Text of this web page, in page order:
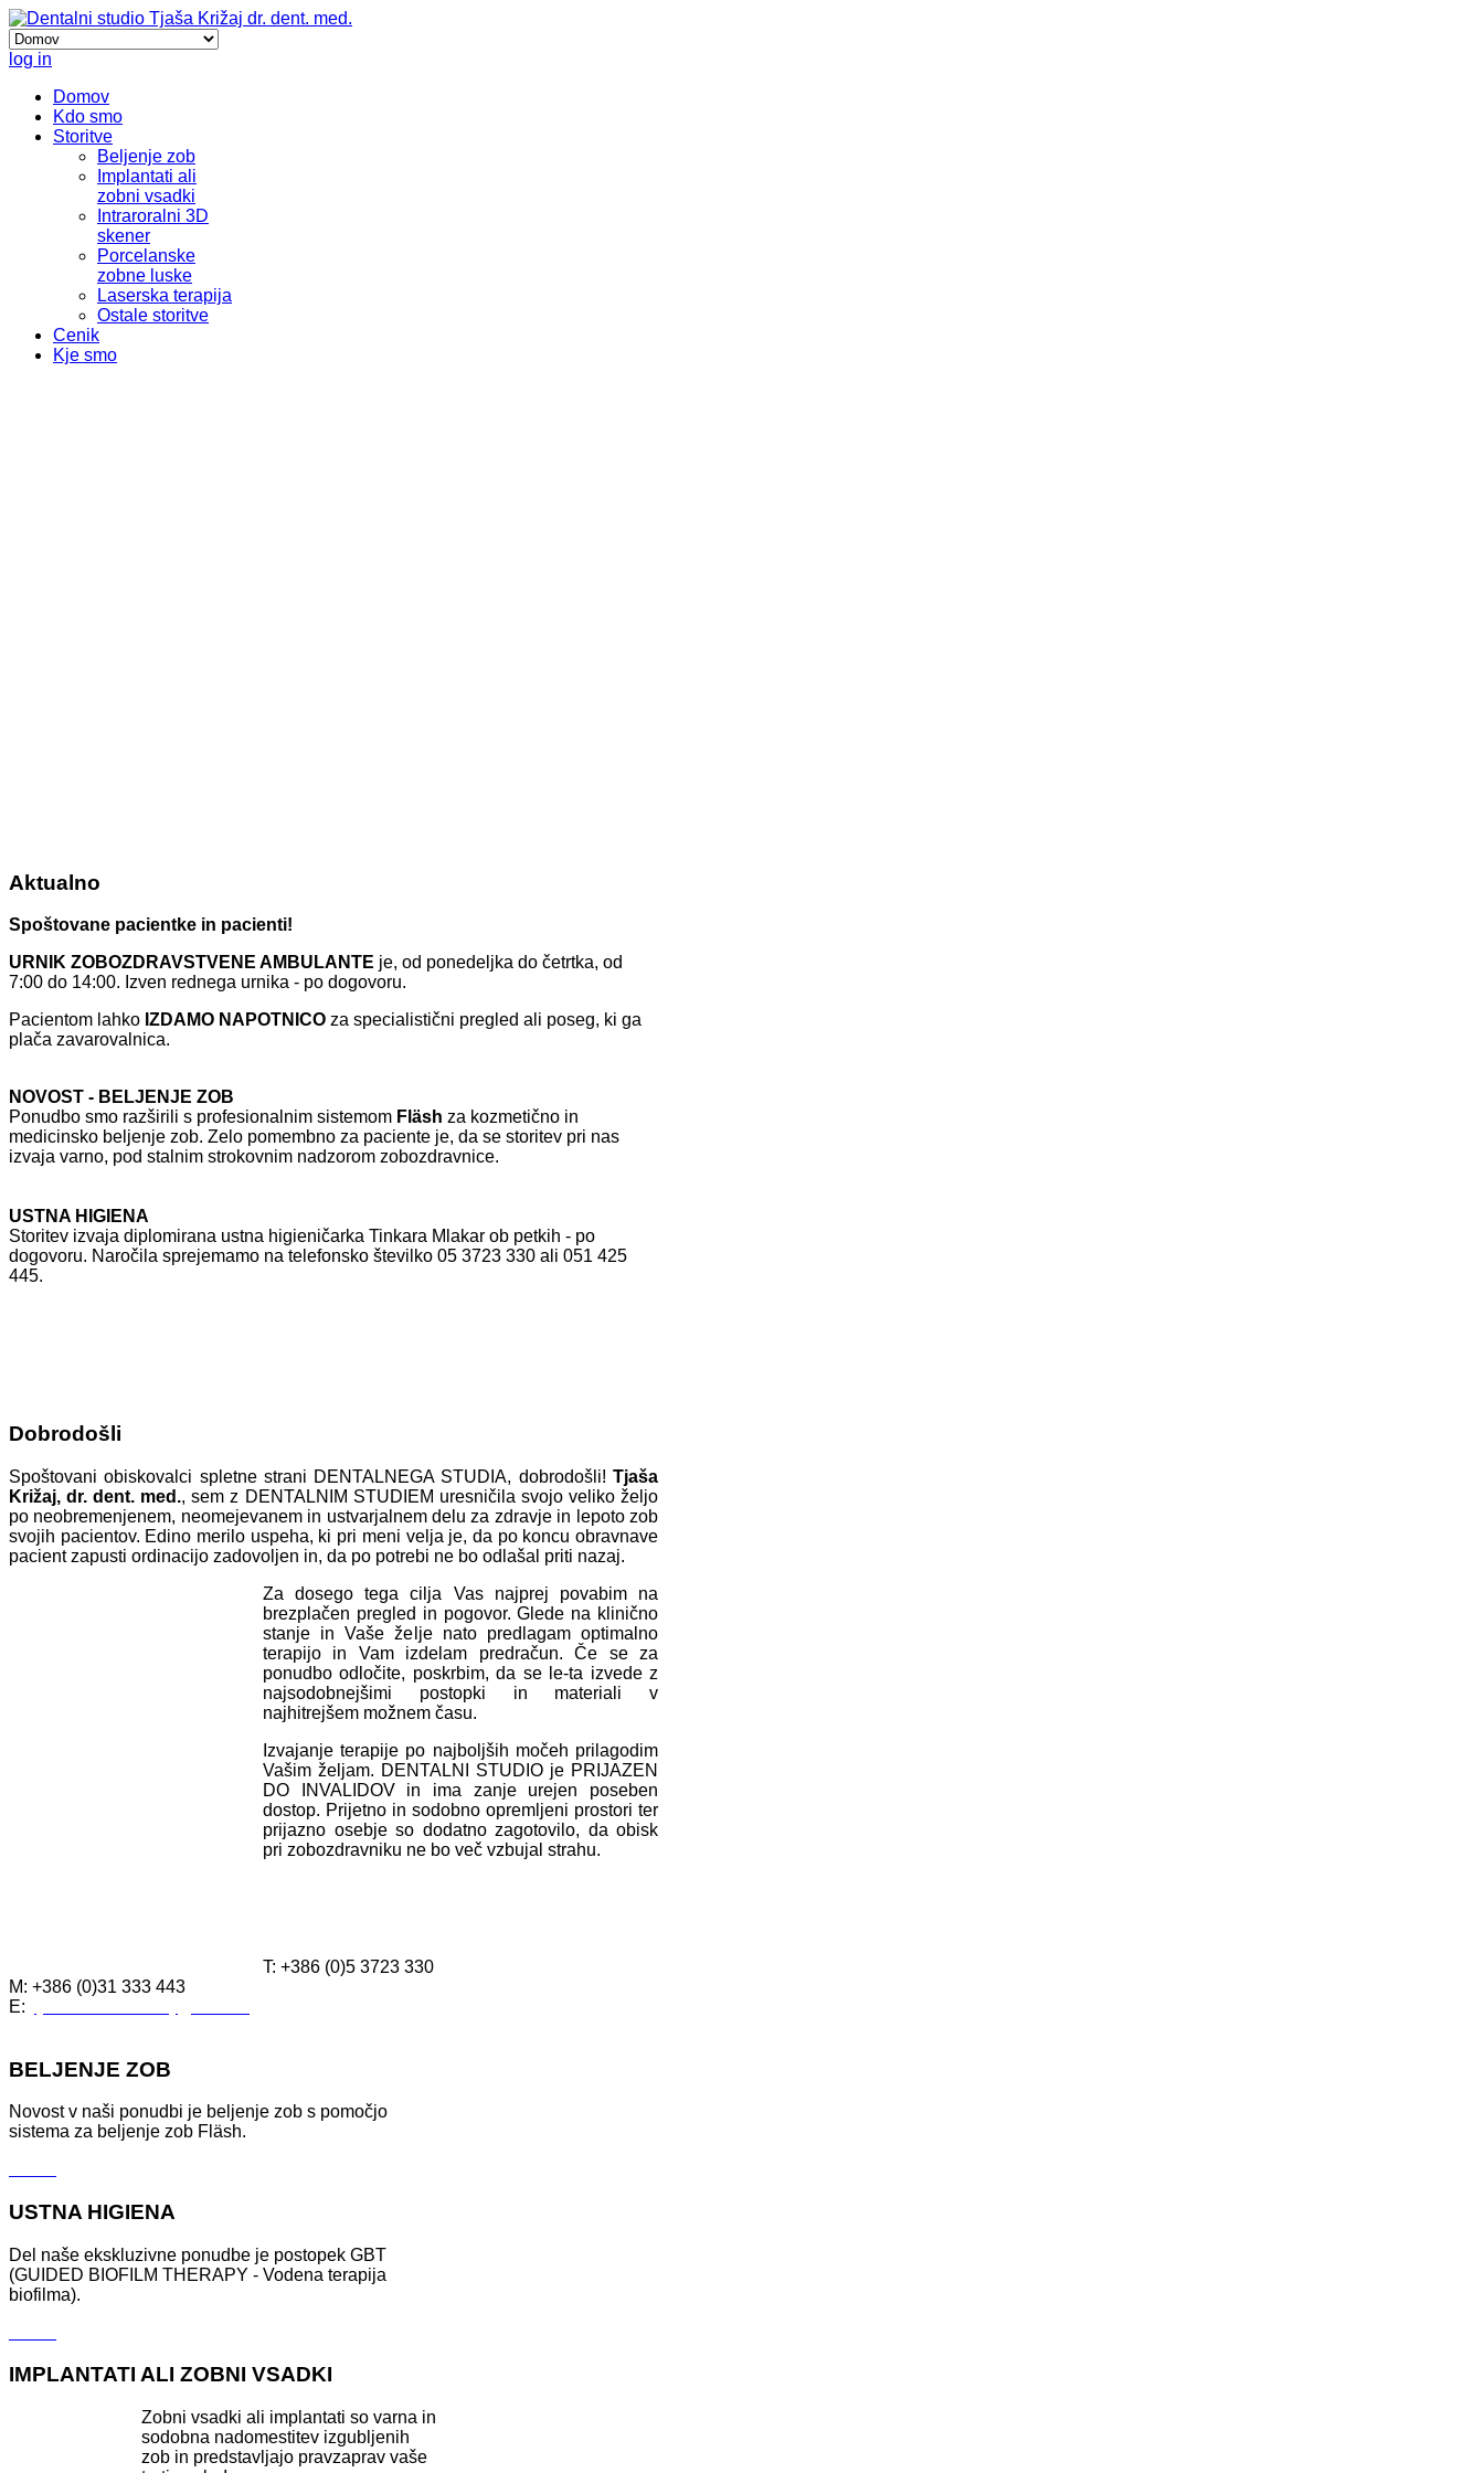
log in
Domov
Kdo smo
Storitve
Beljenje zob
Implantati ali
zobni vsadki
Intraroralni 3D
skener
Porcelanske
zobne luske
Laserska terapija
Ostale storitve
Cenik
Kje smo
Aktualno
Spoštovane pacientke in pacienti!
URNIK ZOBOZDRAVSTVENE AMBULANTE je, od ponedeljka do četrtka, od
7:00 do 14:00. Izven rednega urnika - po dogovoru.
Pacientom lahko IZDAMO NAPOTNICO za specialistični pregled ali poseg, ki ga
plača zavarovalnica.
NOVOST - BELJENJE ZOB
Ponudbo smo razširili s profesionalnim sistemom Fläsh za kozmetično in
medicinsko beljenje zob. Zelo pomembno za paciente je, da se storitev pri nas
izvaja varno, pod stalnim strokovnim nadzorom zobozdravnice.
USTNA HIGIENA
Storitev izvaja diplomirana ustna higieničarka Tinkara Mlakar ob petkih - po
dogovoru. Naročila sprejemamo na telefonsko številko 05 3723 330 ali 051 425
445.
Dobrodošli
Spoštovani obiskovalci spletne strani DENTALNEGA STUDIA, dobrodošli! Tjaša
Križaj, dr. dent. med., sem z DENTALNIM STUDIEM uresničila svojo veliko željo
po neobremenjenem, neomejevanem in ustvarjalnem delu za zdravje in lepoto zob
svojih pacientov. Edino merilo uspeha, ki pri meni velja je, da po koncu obravnave
pacient zapusti ordinacijo zadovoljen in, da po potrebi ne bo odlašal priti nazaj.
Za dosego tega cilja Vas najprej povabim na
brezplačen pregled in pogovor. Glede na klinično
stanje in Vaše želje nato predlagam optimalno
terapijo in Vam izdelam predračun. Če se za
ponudbo odločite, poskrbim, da se le-ta izvede z
najsodobnejšimi postopki in materiali v
najhitrejšem možnem času.
Izvajanje terapije po najboljših močeh prilagodim
Vašim željam. DENTALNI STUDIO je PRIJAZEN
DO INVALIDOV in ima zanje urejen poseben
dostop. Prijetno in sodobno opremljeni prostori ter
prijazno osebje so dodatno zagotovilo, da obisk
pri zobozdravniku ne bo več vzbujal strahu.
T: +386 (0)5 3723 330
M: +386 (0)31 333 443
E:
BELJENJE ZOB
Novost v naši ponudbi je beljenje zob s pomočjo
sistema za beljenje zob Fläsh.
USTNA HIGIENA
Del naše ekskluzivne ponudbe je postopek GBT
(GUIDED BIOFILM THERAPY - Vodena terapija
biofilma).
IMPLANTATI ALI ZOBNI VSADKI
Zobni vsadki ali implantati so varna in
sodobna nadomestitev izgubljenih
zob in predstavljajo pravzaprav vaše